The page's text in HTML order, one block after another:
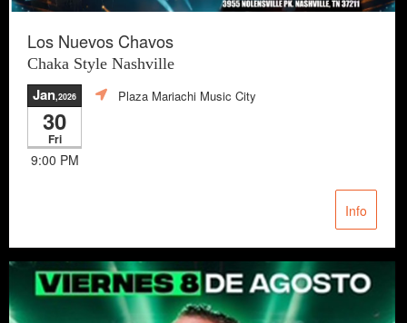
Los Nuevos Chavos
Chaka Style Nashville
Jan,2026
30
Fri
9:00 PM
Plaza Mariachi Music City
Info